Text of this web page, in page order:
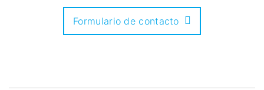
Formulario de contacto